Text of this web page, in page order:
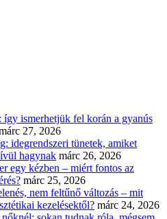
így ismerhetjük fel korán a gyanús
27, 2026
idegrendszeri tünetek, amiket
hagynak márc 26, 2026
egy kézben – miért fontos az
márc 25, 2026
nem feltűnő változás – mit
kezelésektől? márc 24, 2026